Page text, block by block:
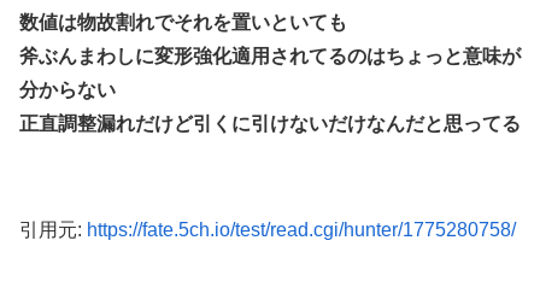
数値は物故割れでそれを置いといても
斧ぶんまわしに変形強化適用されてるのはちょっと意味が
分からない
正直調整漏れだけど引くに引けないだけなんだと思ってる
引用元: https://fate.5ch.io/test/read.cgi/hunter/1775280758/